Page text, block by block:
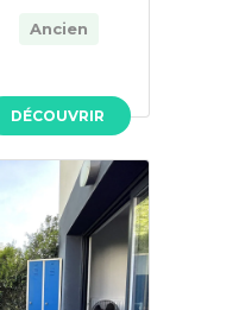
DÉCOUVRIR
Ancien